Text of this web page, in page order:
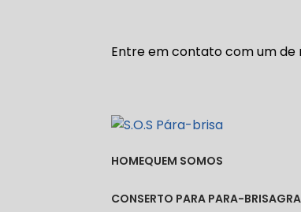
Entre em contato com um de
HOME
QUEM SOMOS
CONSERTO PARA PARA-BRISA